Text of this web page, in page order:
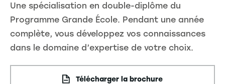
Une spécialisation en double-diplôme du
Programme Grande École. Pendant une année
complète, vous développez vos connaissances
dans le domaine d’expertise de votre choix.
Télécharger la brochure